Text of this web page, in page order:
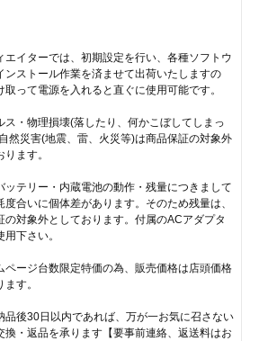
イターでは、初期設定を行い、各種ソフトウ
ンストール作業を済ませて出荷いたしますの
取って電源を入れると直ぐに使用可能です。
・物理損壊(落したり、何かこぼしてしまっ
然災害(地震、雷、火災等)は商品保証の対象外
ります。
テリー・内蔵電池の動作・残量につきまして
度合いに個体差があります。そのため残量は、
の対象外としております。付属のACアダプタ
用下さい。
ージ台数限定特価の為、販売価格は店頭価格
ます。
後30日以内であれば、万が一お気に召さない
換・返品を承ります【要事前連絡、返送料はお